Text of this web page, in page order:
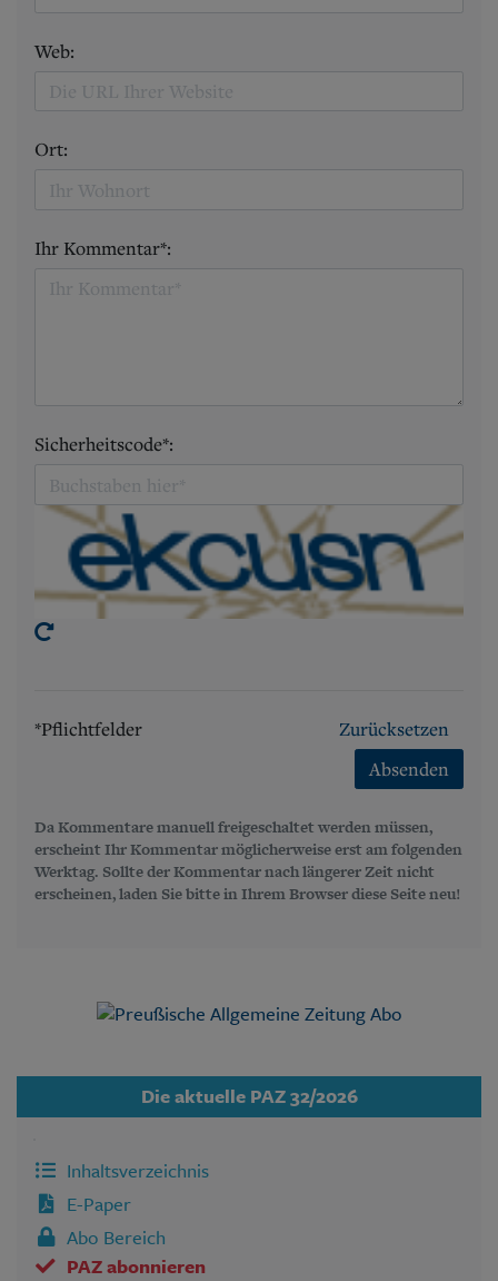
Web:
Ort:
Ihr Kommentar*:
Sicherheitscode*:
*Pflichtfelder
Zurücksetzen
Absenden
Da Kommentare manuell freigeschaltet werden müssen,
erscheint Ihr Kommentar möglicherweise erst am folgenden
Werktag. Sollte der Kommentar nach längerer Zeit nicht
erscheinen, laden Sie bitte in Ihrem Browser diese Seite neu!
Die aktuelle PAZ 32/2026
Inhaltsverzeichnis
E-Paper
Abo Bereich
PAZ abonnieren